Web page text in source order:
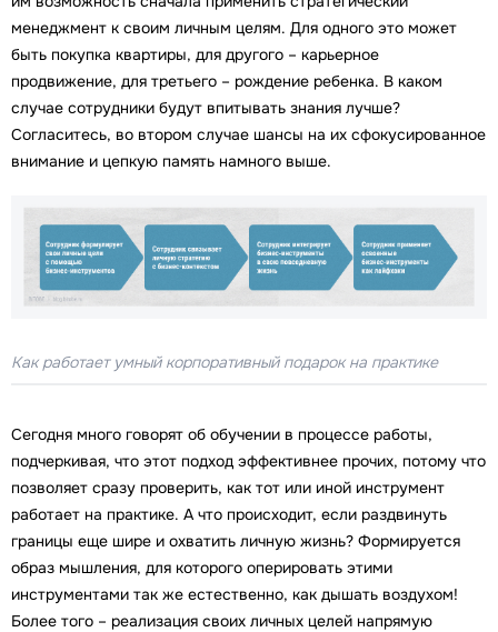
менеджмент к своим личным целям. Для одного это может
быть покупка квартиры, для другого – карьерное
продвижение, для третьего – рождение ребенка. В каком
случае сотрудники будут впитывать знания лучше?
Согласитесь, во втором случае шансы на их сфокусированное
внимание и цепкую память намного выше.
Как работает умный корпоративный подарок на практике
Сегодня много говорят об обучении в процессе работы,
подчеркивая, что этот подход эффективнее прочих, потому что
позволяет сразу проверить, как тот или иной инструмент
работает на практике. А что происходит, если раздвинуть
границы еще шире и охватить личную жизнь? Формируется
образ мышления, для которого оперировать этими
инструментами так же естественно, как дышать воздухом!
Более того – реализация своих личных целей напрямую